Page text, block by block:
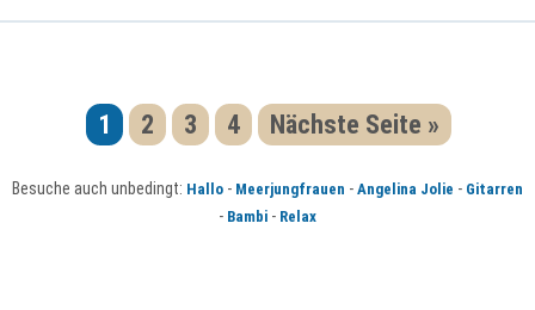
1 2 3 4 Nächste Seite »
Besuche auch unbedingt: Hallo - Meerjungfrauen - Angelina Jolie - Gitarren
- Bambi - Relax